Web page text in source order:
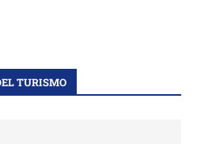
TURISMO